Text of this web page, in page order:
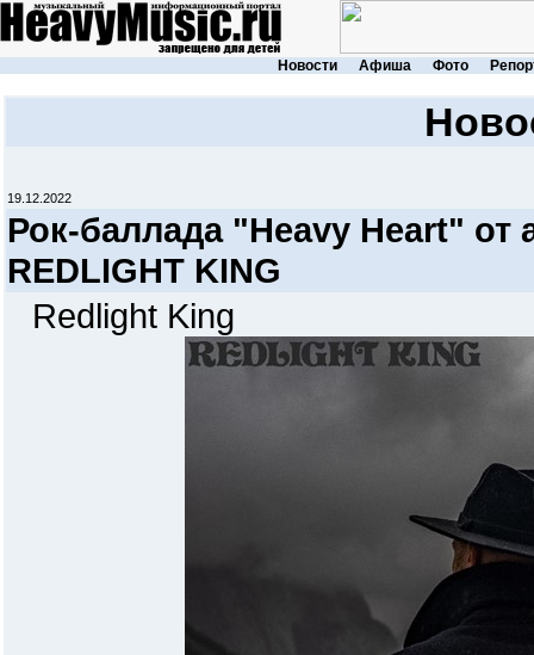
Новости Афиша Фото
19.12.2022
Рок-баллада "Heavy Heart" от
REDLIGHT KING
Redlight King